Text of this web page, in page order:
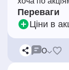
Переваги
Ціни в
0